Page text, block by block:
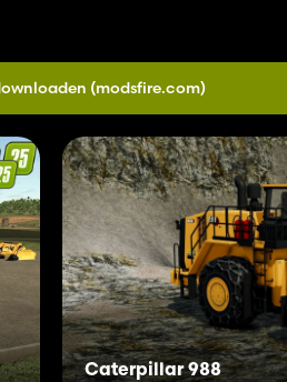
(modsfire.com)
Caterpillar 988